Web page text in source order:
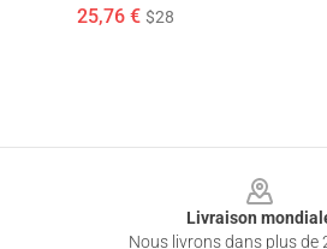
25,76 € $28
Livraison
Nous livrons dans plus de